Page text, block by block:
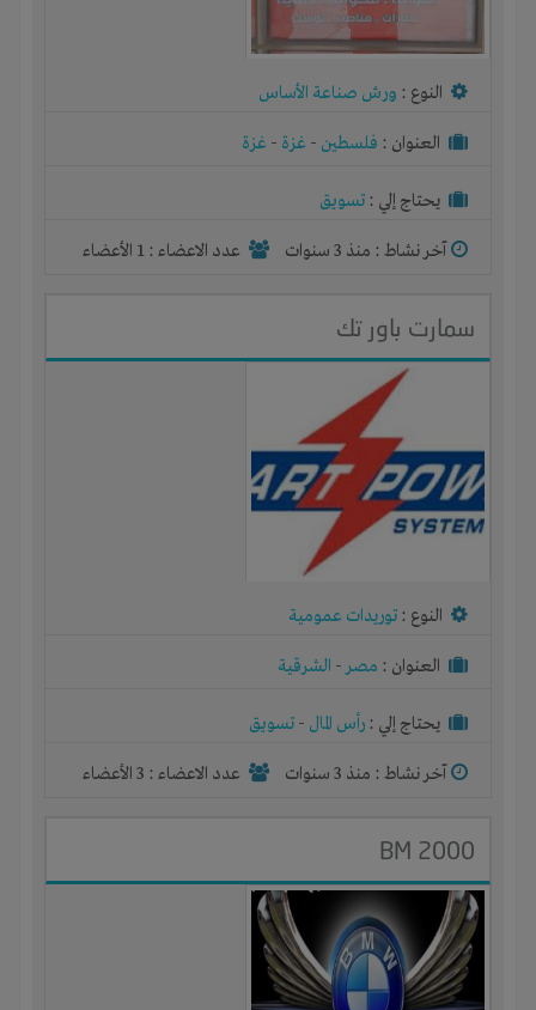
النوع : ورش صناعة الأساس
العنوان : فلسطين - غزة - غزة
يحتاج إلي : تسويق
آخر نشاط : منذ 3 سنوات عدد الاعضاء : 1 الأعضاء
سمارت باور تك
النوع : توريدات عمومية
العنوان : مصر- الشرقية
يحتاج إلي : رأس المال - تسويق
آخر نشاط : منذ 3 سنوات عدد الاعضاء : 3 الأعضاء
BM 2000